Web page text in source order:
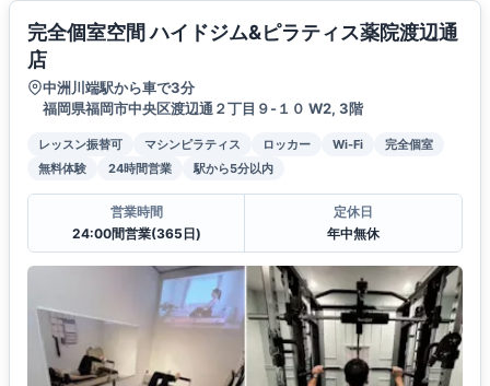
完全個室空間 ハイドジム&ピラティス薬院渡辺通
店
中洲川端駅から車で3分
福岡県福岡市中央区渡辺通２丁目９-１０ W2, 3階
レッスン振替可 マシンピラティス ロッカー Wi-Fi
完全個室
無料体験
24時間営業 駅から5分以内
営業時間
24:00間営業(365日)
定休日
年中無休